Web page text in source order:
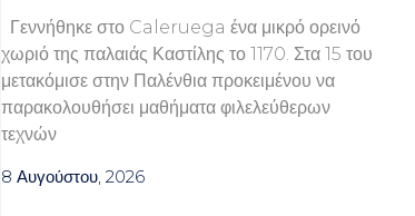
Γεννήθηκε στο Caleruega ένα μικρό ορεινό
χωριό της παλαιάς Καστίλης το 1170. Στα 15 του
μετακόμισε στην Παλένθια προκειμένου να
παρακολουθήσει μαθήματα φιλελεύθερων
τεχνών
8 Αυγούστου, 2026